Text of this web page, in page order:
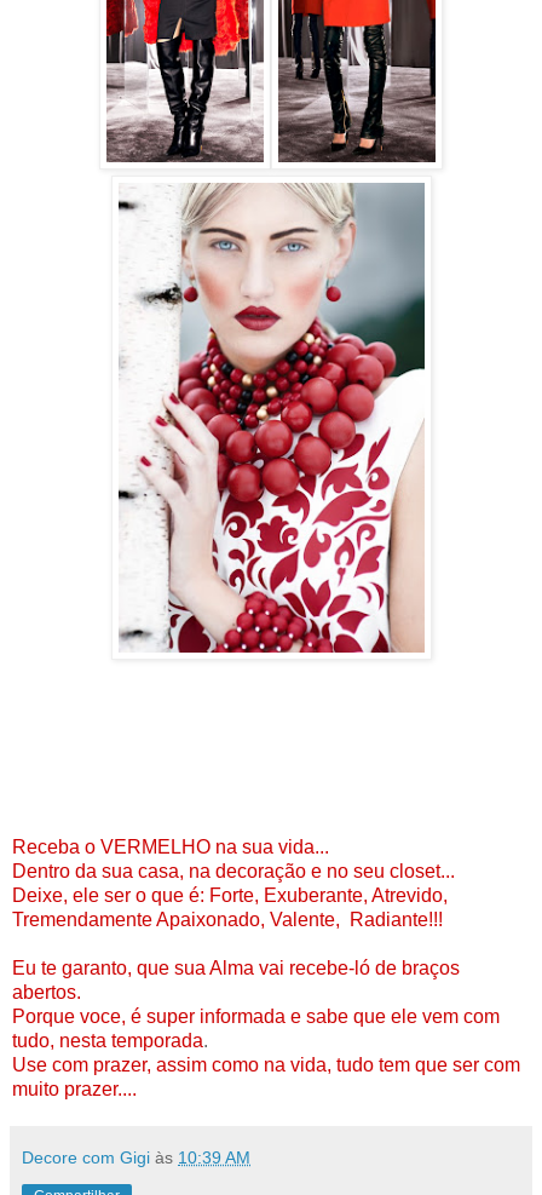
Receba o VERMELHO na sua vida...
Dentro da sua casa, na decoração e no seu closet...
Deixe, ele ser o que é: Forte, Exuberante, Atrevido,
Tremendamente Apaixonado, Valente, Radiante!!!
Eu te garanto, que sua Alma vai recebe-ló de braços
abertos.
Porque voce, é super informada e sabe que ele vem com
tudo, nesta temporada.
Use com prazer, assim como na vida, tudo tem que ser com
muito prazer....
Decore com Gigi às 10:39 AM